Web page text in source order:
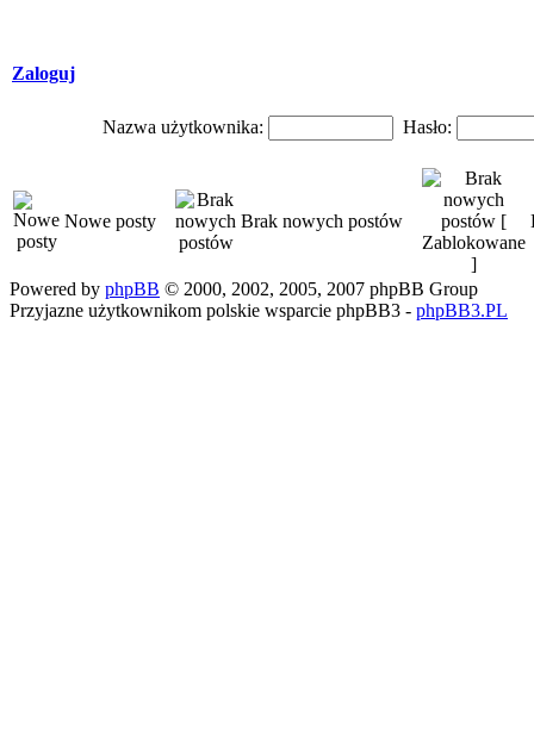
Zaloguj
Nazwa użytkownika: Hasło:
Nowe posty Brak nowych postów
Powered by phpBB © 2000, 2002, 2005, 2007 phpBB Group
Przyjazne użytkownikom polskie wsparcie phpBB3 - phpBB3.PL